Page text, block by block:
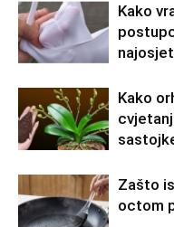
Kako
Kako
Zašto
octom